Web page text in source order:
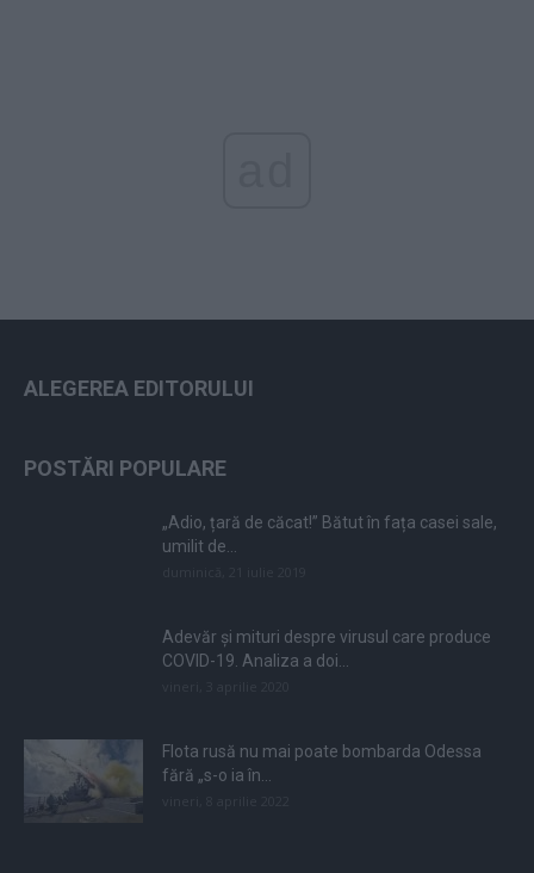
ALEGEREA EDITORULUI
POSTĂRI POPULARE
„Adio, țară de căcat!” Bătut în fața casei sale,
umilit de...
Adevăr și mituri despre virusul care produce
COVID-19. Analiza a doi...
Flota rusă nu mai poate bombarda Odessa
fără „s-o ia în...